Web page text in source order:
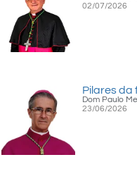
02/07/2026
Pilares da
Dom Paulo
23/06/2026